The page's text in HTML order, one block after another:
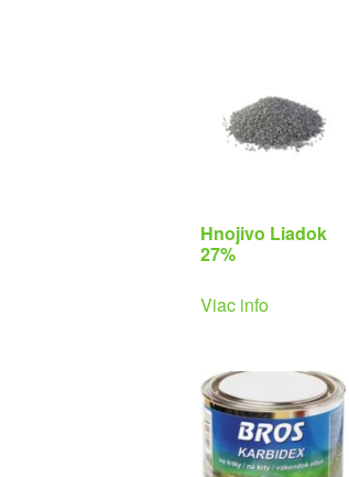
Hnojivo Liadok
27%
Viac info